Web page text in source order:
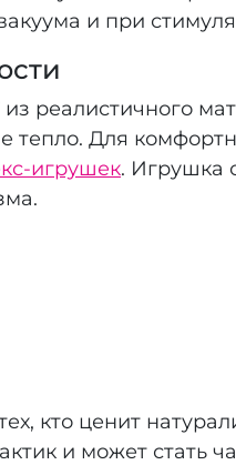
и при
из реалистичного
тепло. Для
игрушек. Игрушка
кто ценит
и может стать